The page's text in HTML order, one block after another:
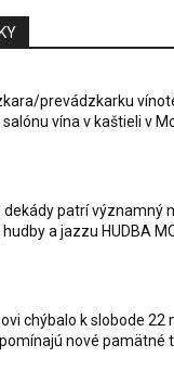
prevádzkarku
vína v kaštieli v
dekády patrí významný
a jazzu HUDBA
chýbalo k slobode 22
nové pamätné